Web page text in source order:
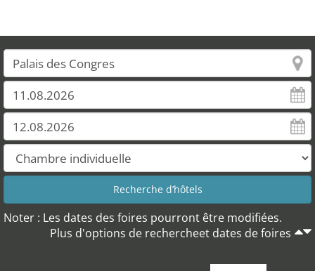
Noter : Les dates des foires pourront être modifiées.
Plus d'options de rechercheet dates de foires